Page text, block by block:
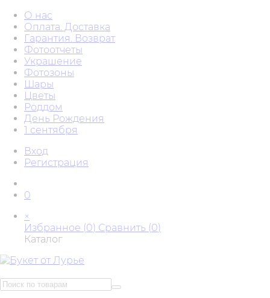
О нас
Оплата. Доставка
Гарантия. Возврат
Фотоотчеты
Украшение
Фотозоны
Шары
Цветы
Роддом
День Рождения
1 сентября
Вход
Регистрация
0
×
Избранное (0) Сравнить (0)
Каталог